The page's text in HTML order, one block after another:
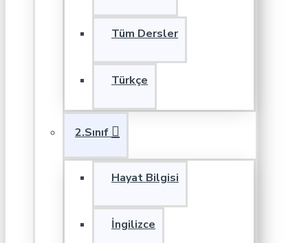
Tüm Dersler
Türkçe
2.Sınıf
Hayat Bilgisi
İngilizce